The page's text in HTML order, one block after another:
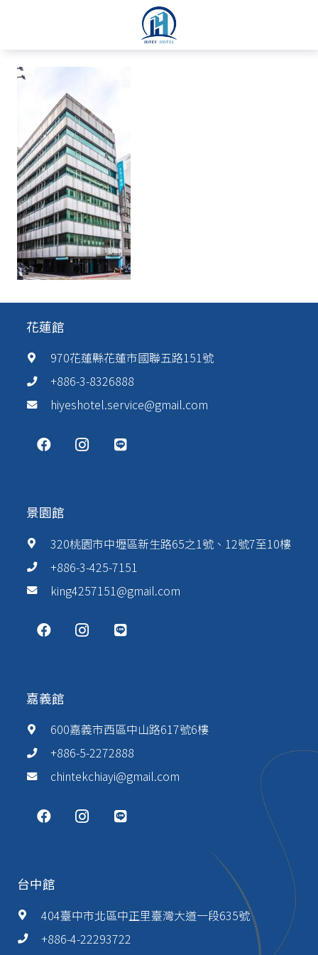
花蓮館
970花蓮縣花蓮市國聯五路151號
+886-3-8326888
hiyeshotel.service@gmail.com
景園館
320桃園市中壢區新生路65之1號、12號7至10樓
+886-3-425-7151
king4257151@gmail.com
嘉義館
600嘉義市西區中山路617號6樓
+886-5-2272888
chintekchiayi@gmail.com
台中館
404臺中市北區中正里臺灣大道一段635號
+886-4-22293722